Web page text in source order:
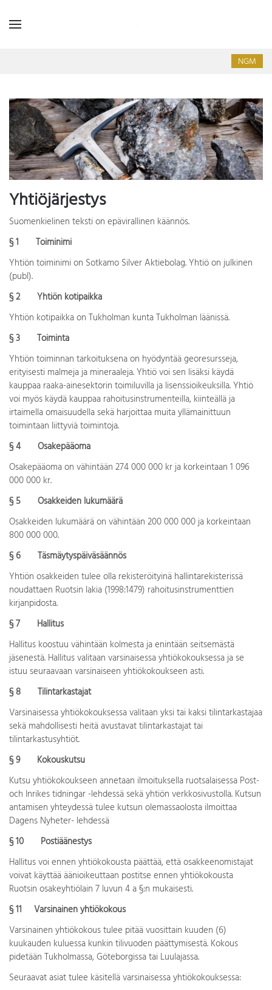
NGM
Yhtiöjärjestys
Suomenkielinen teksti on epävirallinen käännös.
§ 1 Toiminimi
Yhtiön toiminimi on Sotkamo Silver Aktiebolag. Yhtiö on julkinen
(publ).
§ 2 Yhtiön kotipaikka
Yhtiön kotipaikka on Tukholman kunta Tukholman läänissä.
§ 3 Toiminta
Yhtiön toiminnan tarkoituksena on hyödyntää georesursseja,
erityisesti malmeja ja mineraaleja. Yhtiö voi sen lisäksi käydä
kauppaa raaka-ainesektorin toimiluvilla ja lisenssioikeuksilla. Yhtiö
voi myös käydä kauppaa rahoitusinstrumenteilla, kiinteällä ja
irtaimella omaisuudella sekä harjoittaa muita yllämainittuun
toimintaan liittyviä toimintoja.
§ 4 Osakepääoma
Osakepääoma on vähintään 274 000 000 kr ja korkeintaan 1 096
000 000 kr.
§ 5 Osakkeiden lukumäärä
Osakkeiden lukumäärä on vähintään 200 000 000 ja korkeintaan
800 000 000.
§ 6 Täsmäytyspäiväsäännös
Yhtiön osakkeiden tulee olla rekisteröityinä hallintarekisterissä
noudattaen Ruotsin lakia (1998:1479) rahoitusinstrumenttien
kirjanpidosta.
§ 7 Hallitus
Hallitus koostuu vähintään kolmesta ja enintään seitsemästä
jäsenestä. Hallitus valitaan varsinaisessa yhtiökokouksessa ja se
istuu seuraavaan varsinaiseen yhtiökokoukseen asti.
§ 8 Tilintarkastajat
Varsinaisessa yhtiökokouksessa valitaan yksi tai kaksi tilintarkastajaa
sekä mahdollisesti heitä avustavat tilintarkastajat tai
tilintarkastusyhtiöt.
§ 9 Kokouskutsu
Kutsu yhtiökokoukseen annetaan ilmoituksella ruotsalaisessa Post-
och Inrikes tidningar -lehdessä sekä yhtiön verkkosivustolla. Kutsun
antamisen yhteydessä tulee kutsun olemassaolosta ilmoittaa
Dagens Nyheter- lehdessä
§ 10 Postiäänestys
Hallitus voi ennen yhtiökokousta päättää, että osakkeenomistajat
voivat käyttää äänioikeuttaan postitse ennen yhtiökokousta
Ruotsin osakeyhtiölain 7 luvun 4 a §:n mukaisesti.
§ 11 Varsinainen yhtiökokous
Varsinainen yhtiökokous tulee pitää vuosittain kuuden (6)
kuukauden kuluessa kunkin tilivuoden päättymisestä. Kokous
pidetään Tukholmassa, Göteborgissa tai Luulajassa.
Seuraavat asiat tulee käsitellä varsinaisessa yhtiökokouksessa: